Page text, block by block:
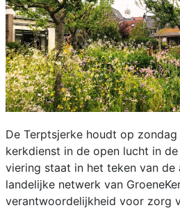
De Terptsjerke houdt op
kerkdienst in de open lucht in
viering staat in het teken van de
landelijke netwerk van
verantwoordelijkheid voor zorg